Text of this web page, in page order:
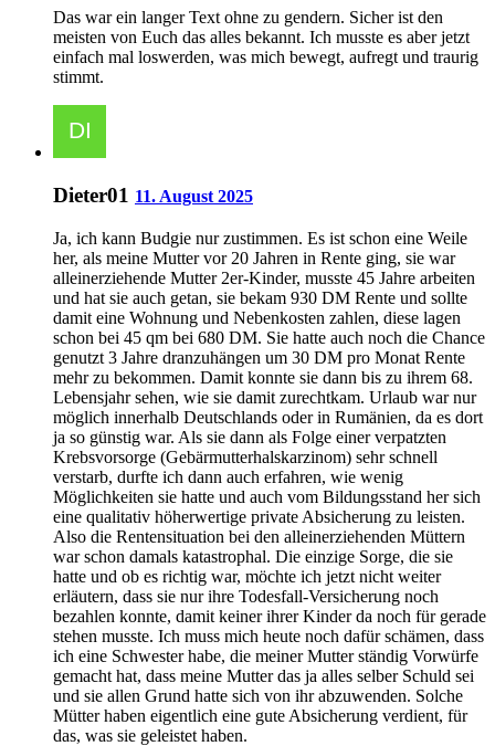
Das war ein langer Text ohne zu gendern. Sicher ist den
meisten von Euch das alles bekannt. Ich musste es aber jetzt
einfach mal loswerden, was mich bewegt, aufregt und traurig
stimmt.
Dieter01 11. August 2025
Ja, ich kann Budgie nur zustimmen. Es ist schon eine Weile
her, als meine Mutter vor 20 Jahren in Rente ging, sie war
alleinerziehende Mutter 2er-Kinder, musste 45 Jahre arbeiten
und hat sie auch getan, sie bekam 930 DM Rente und sollte
damit eine Wohnung und Nebenkosten zahlen, diese lagen
schon bei 45 qm bei 680 DM. Sie hatte auch noch die Chance
genutzt 3 Jahre dranzuhängen um 30 DM pro Monat Rente
mehr zu bekommen. Damit konnte sie dann bis zu ihrem 68.
Lebensjahr sehen, wie sie damit zurechtkam. Urlaub war nur
möglich innerhalb Deutschlands oder in Rumänien, da es dort
ja so günstig war. Als sie dann als Folge einer verpatzten
Krebsvorsorge (Gebärmutterhalskarzinom) sehr schnell
verstarb, durfte ich dann auch erfahren, wie wenig
Möglichkeiten sie hatte und auch vom Bildungsstand her sich
eine qualitativ höherwertige private Absicherung zu leisten.
Also die Rentensituation bei den alleinerziehenden Müttern
war schon damals katastrophal. Die einzige Sorge, die sie
hatte und ob es richtig war, möchte ich jetzt nicht weiter
erläutern, dass sie nur ihre Todesfall-Versicherung noch
bezahlen konnte, damit keiner ihrer Kinder da noch für gerade
stehen musste. Ich muss mich heute noch dafür schämen, dass
ich eine Schwester habe, die meiner Mutter ständig Vorwürfe
gemacht hat, dass meine Mutter das ja alles selber Schuld sei
und sie allen Grund hatte sich von ihr abzuwenden. Solche
Mütter haben eigentlich eine gute Absicherung verdient, für
das, was sie geleistet haben.